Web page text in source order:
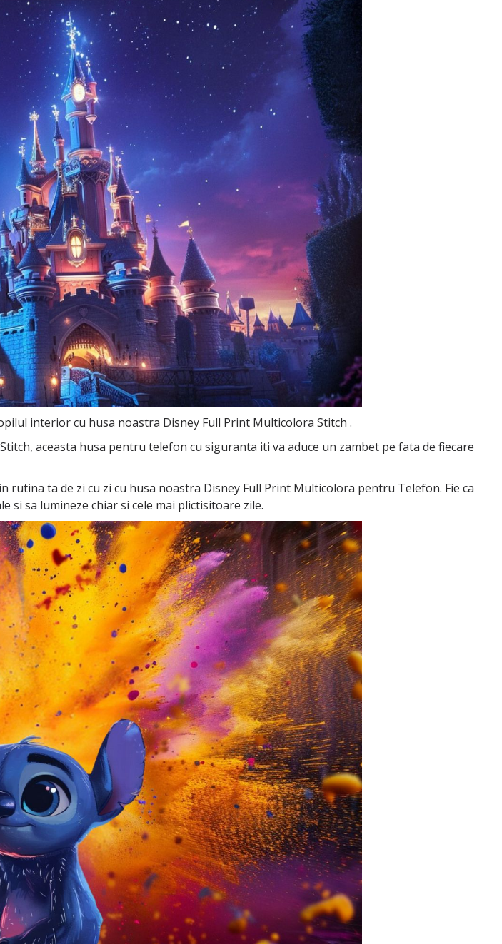
interior cu husa noastra Disney Full Print Multicolora Stitch .
aceasta husa pentru telefon cu siguranta iti va aduce un zambet pe fata de fiecare
rutina ta de zi cu zi cu husa noastra Disney Full Print Multicolora pentru Telefon. Fie ca
si sa lumineze chiar si cele mai plictisitoare zile.